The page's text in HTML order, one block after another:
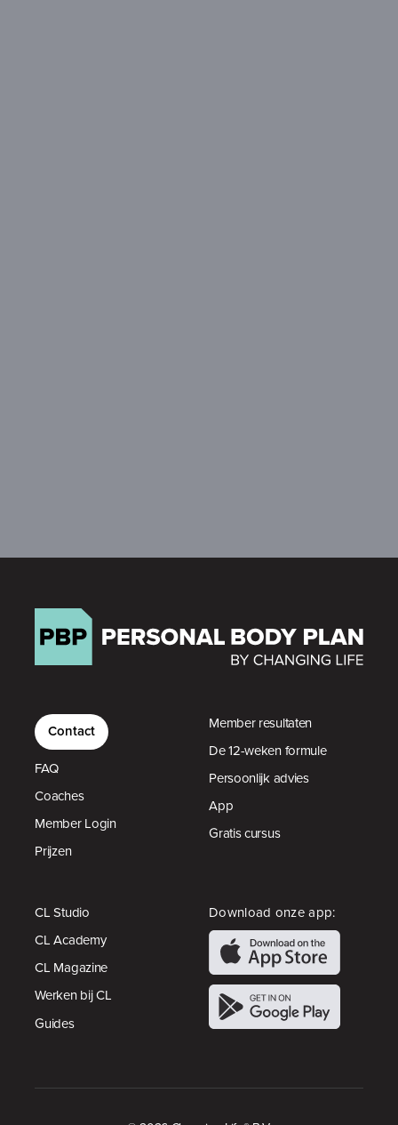
Contact
FAQ
Coaches
Member Login
Prijzen
Member resultaten
De 12-weken formule
Persoonlijk advies
App
Gratis cursus
CL Studio
CL Academy
CL Magazine
Werken bij CL
Guides
Download onze app: